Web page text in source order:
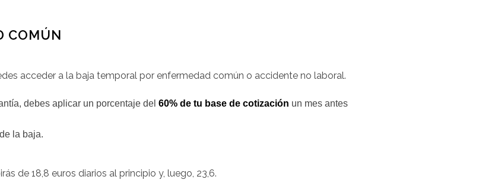
COMÚN
acceder a la baja temporal por enfermedad común o accidente no laboral.
debes aplicar un porcentaje del 60% de tu base de cotización un mes antes
la baja.
de 18,8 euros diarios al principio y, luego, 23,6.